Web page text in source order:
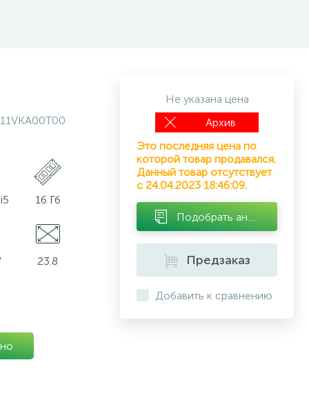
11VKA00T00
16 Гб
23.8
Не указана цена
Архив
Это последняя цена по
которой товар продавался.
Данный товар отсутствует
с 24.04.2023 18:46:09.
Предзаказ
Добавить к сравнению